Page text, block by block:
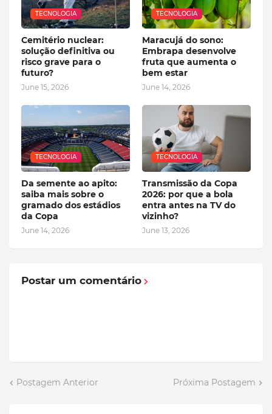
TECNOLOGIA
Cemitério nuclear:
solução definitiva ou
risco grave para o
futuro?
June 15, 2026
TECNOLOGIA
Maracujá do sono:
Embrapa desenvolve
fruta que aumenta o
bem estar
June 14, 2026
TECNOLOGIA
Da semente ao apito:
saiba mais sobre o
gramado dos estádios
da Copa
June 14, 2026
TECNOLOGIA
Transmissão da Copa
2026: por que a bola
entra antes na TV do
vizinho?
June 13, 2026
Postar um comentário
Postagem Anterior Próxima Postagem